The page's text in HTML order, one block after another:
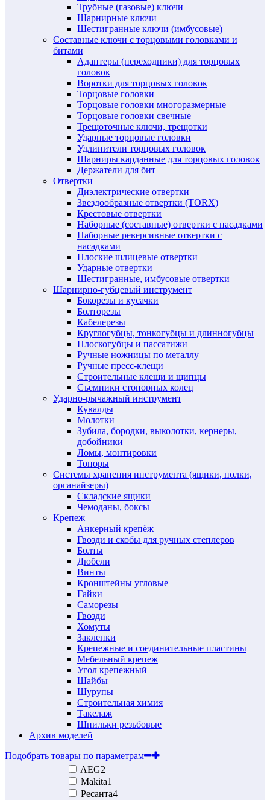
Трубные (газовые) ключи
Шарнирные ключи
Шестигранные ключи (имбусовые)
Составные ключи с торцовыми головками и
битами
Адаптеры (переходники) для торцовых
головок
Воротки для торцовых головок
Торцовые головки
Торцовые головки многоразмерные
Торцовые головки свечные
Трещоточные ключи, трещотки
Ударные торцовые головки
Удлинители торцовых головок
Шарниры карданные для торцовых головок
Держатели для бит
Отвертки
Диэлектрические отвертки
Звездообразные отвертки (TORX)
Крестовые отвертки
Наборные (составные) отвертки с насадками
Наборные реверсивные отвертки с
насадками
Плоские шлицевые отвертки
Ударные отвертки
Шестигранные, имбусовые отвертки
Шарнирно-губцевый инструмент
Бокорезы и кусачки
Болторезы
Кабелерезы
Круглогубцы, тонкогубцы и длинногубцы
Плоскогубцы и пассатижи
Ручные ножницы по металлу
Ручные пресс-клещи
Строительные клещи и щипцы
Съемники стопорных колец
Ударно-рычажный инструмент
Кувалды
Молотки
Зубила, бородки, выколотки, кернеры,
добойники
Ломы, монтировки
Топоры
Системы хранения инструмента (ящики, полки,
органайзеры)
Складские ящики
Чемоданы, боксы
Крепеж
Анкерный крепёж
Гвозди и скобы для ручных степлеров
Болты
Дюбели
Винты
Кронштейны угловые
Гайки
Саморезы
Гвозди
Хомуты
Заклепки
Крепежные и соединительные пластины
Мебельный крепеж
Угол крепежный
Шайбы
Шурупы
Строительная химия
Такелаж
Шпильки резьбовые
Архив моделей
Подобрать товары по параметрам
AEG2
Makita1
Ресанта4